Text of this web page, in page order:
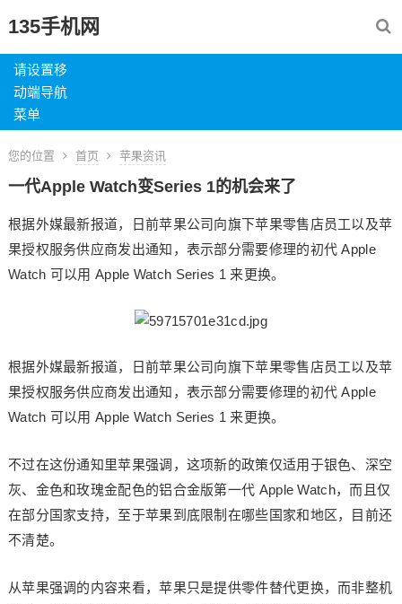
135手机网
请设置移
动端导航
菜单
您的位置 首页 苹果资讯
一代Apple Watch变Series 1的机会来了
根据外媒最新报道，日前苹果公司向旗下苹果零售店员工以及苹
果授权服务供应商发出通知，表示部分需要修理的初代 Apple
Watch 可以用 Apple Watch Series 1 来更换。
根据外媒最新报道，日前苹果公司向旗下苹果零售店员工以及苹
果授权服务供应商发出通知，表示部分需要修理的初代 Apple
Watch 可以用 Apple Watch Series 1 来更换。
不过在这份通知里苹果强调，这项新的政策仅适用于银色、深空
灰、金色和玫瑰金配色的铝合金版第一代 Apple Watch，而且仅
在部分国家支持，至于苹果到底限制在哪些国家和地区，目前还
不清楚。
从苹果强调的内容来看，苹果只是提供零件替代更换，而非整机